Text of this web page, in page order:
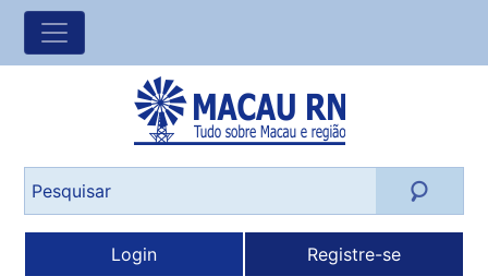
Login Registre-se